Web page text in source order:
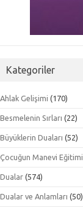
Kategoriler
Ahlak Gelişimi (170)
Besmelenin Sırları (22)
Büyüklerin Duaları (52)
Çocuğun Manevi Eğitimi
Dualar (574)
Dualar ve Anlamları (50)